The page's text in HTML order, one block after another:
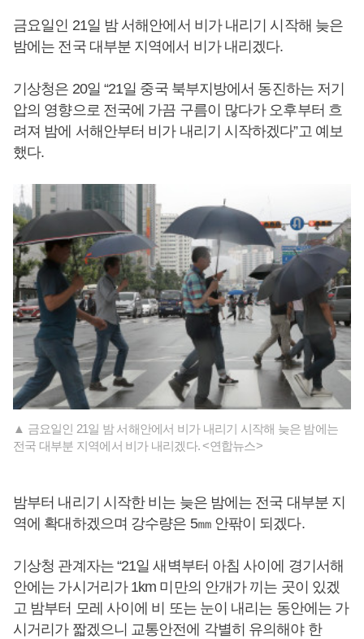
금요일인 21일 밤 서해안에서 비가 내리기 시작해 늦은
밤에는 전국 대부분 지역에서 비가 내리겠다.
기상청은 20일 “21일 중국 북부지방에서 동진하는 저기
압의 영향으로 전국에 가끔 구름이 많다가 오후부터 흐
려져 밤에 서해안부터 비가 내리기 시작하겠다”고 예보
했다.
▲ 금요일인 21일 밤 서해안에서 비가 내리기 시작해 늦은 밤에는
전국 대부분 지역에서 비가 내리겠다. <연합뉴스>
밤부터 내리기 시작한 비는 늦은 밤에는 전국 대부분 지
역에 확대하겠으며 강수량은 5㎜ 안팎이 되겠다.
기상청 관계자는 “21일 새벽부터 아침 사이에 경기서해
안에는 가시거리가 1km 미만의 안개가 끼는 곳이 있겠
고 밤부터 모레 사이에 비 또는 눈이 내리는 동안에는 가
시거리가 짧겠으니 교통안전에 각별히 유의해야 한